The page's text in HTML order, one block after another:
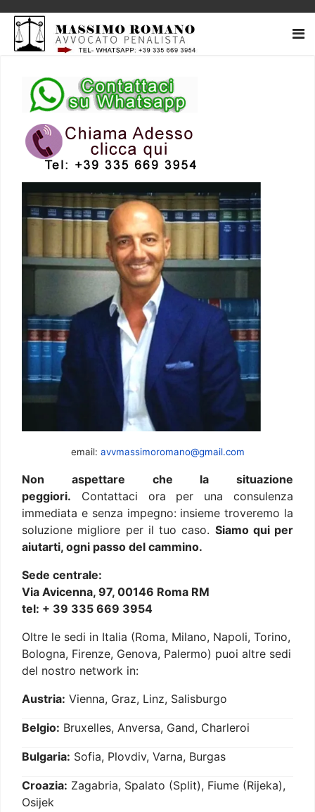
email: avvmassimoromano@gmail.com
Non aspettare che la situazione
peggiori. Contattaci ora per una consulenza
immediata e senza impegno: insieme troveremo la
soluzione migliore per il tuo caso. Siamo qui per
aiutarti, ogni passo del cammino.
Sede centrale:
Via Avicenna, 97, 00146 Roma RM
tel: + 39 335 669 3954
Oltre le sedi in Italia (Roma, Milano, Napoli, Torino,
Bologna, Firenze, Genova, Palermo) puoi altre sedi
del nostro network in:
Austria: Vienna, Graz, Linz, Salisburgo
Belgio: Bruxelles, Anversa, Gand, Charleroi
Bulgaria: Sofia, Plovdiv, Varna, Burgas
Croazia: Zagabria, Spalato (Split), Fiume (Rijeka),
Osijek